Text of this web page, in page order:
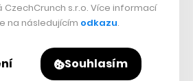
vám každou neděli naservírujeme
s.r.o. Více informací
na následujícím odkazu.
Souhlasím